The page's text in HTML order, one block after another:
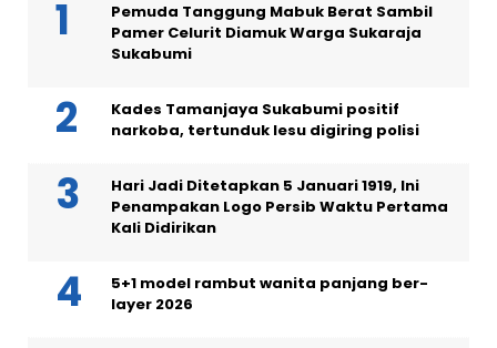
Pemuda Tanggung Mabuk Berat Sambil
Pamer Celurit Diamuk Warga Sukaraja
Sukabumi
Kades Tamanjaya Sukabumi positif
narkoba, tertunduk lesu digiring polisi
Hari Jadi Ditetapkan 5 Januari 1919, Ini
Penampakan Logo Persib Waktu Pertama
Kali Didirikan
5+1 model rambut wanita panjang ber-
layer 2026